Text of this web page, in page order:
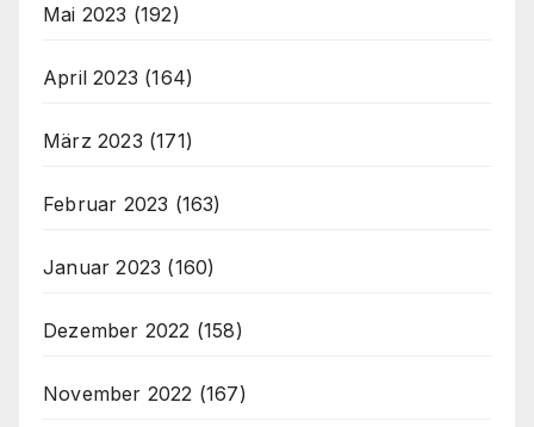
Mai 2023 (192)
April 2023 (164)
März 2023 (171)
Februar 2023 (163)
Januar 2023 (160)
Dezember 2022 (158)
November 2022 (167)